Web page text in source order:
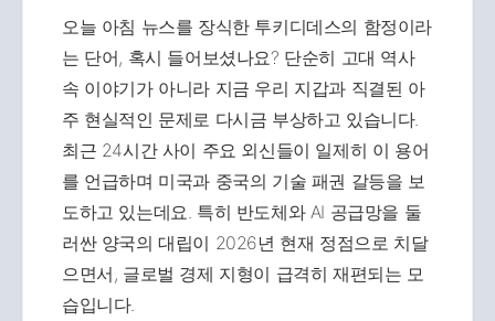
오늘 아침 뉴스를 장식한 투키디데스의 함정이라
는 단어, 혹시 들어보셨나요? 단순히 고대 역사
속 이야기가 아니라 지금 우리 지갑과 직결된 아
주 현실적인 문제로 다시금 부상하고 있습니다.
최근 24시간 사이 주요 외신들이 일제히 이 용어
를 언급하며 미국과 중국의 기술 패권 갈등을 보
도하고 있는데요. 특히 반도체와 AI 공급망을 둘
러싼 양국의 대립이 2026년 현재 정점으로 치달
으면서, 글로벌 경제 지형이 급격히 재편되는 모
습입니다.